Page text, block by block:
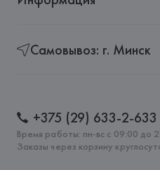
Самовывоз: г. Минск
+375 (29) 633-2-633
Время работы: пн-вс с 09:00 до
Заказы через корзину